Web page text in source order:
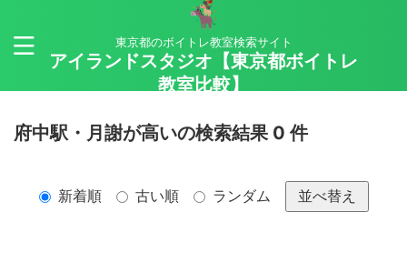
東京都のボイトレ教室検索サイト
アイランドスタジオ【東京都ボイトレ
教室比較】
府中駅・月謝が高いの検索結果 0 件
新着順 古い順 ランダム 並べ替え